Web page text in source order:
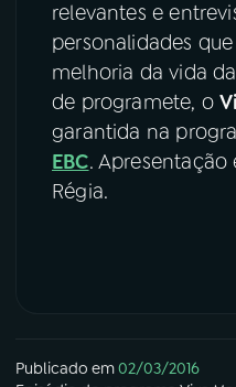
relevantes e
personalidades
melhoria da vida
de programete, o
garantida na
EBC. Apresentação
Régia.
Publicado em02/03/2016